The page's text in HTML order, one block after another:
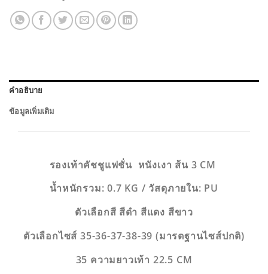
คำอธิบาย
ข้อมูลเพิ่มเติม
รองเท้าคัชชูแฟชั่น หนังเงา ส้น 3 CM
น้ำหนักรวม: 0.7 KG / วัสดุภายใน: PU
ตัวเลือกสี สีดำ สีแดง สีขาว
ตัวเลือกไซส์ 35-36-37-38-39 (มารตฐานไซส์ปกติ)
35 ความยาวเท้า 22.5 CM